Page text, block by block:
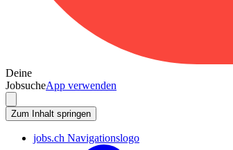
Deine
JobsucheApp verwenden
Zum Inhalt springen
jobs.ch Navigationslogo